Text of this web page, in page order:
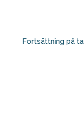
Fortsättning på